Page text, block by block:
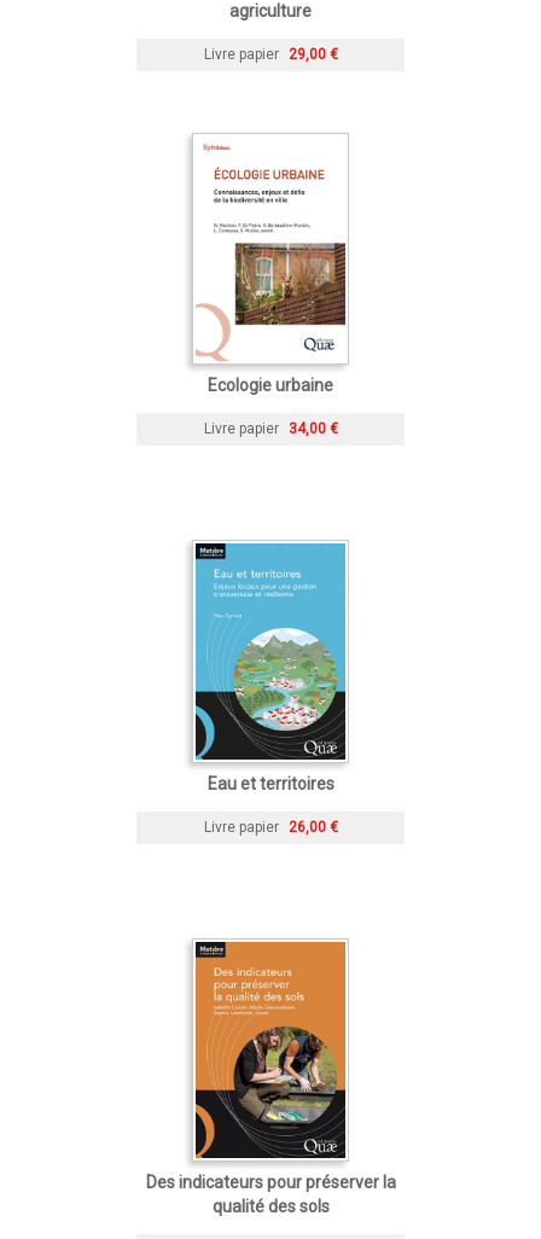
agriculture
Livre papier 29,00 €
Ecologie urbaine
Livre papier 34,00 €
Eau et territoires
Livre papier 26,00 €
Des indicateurs pour préserver la
qualité des sols